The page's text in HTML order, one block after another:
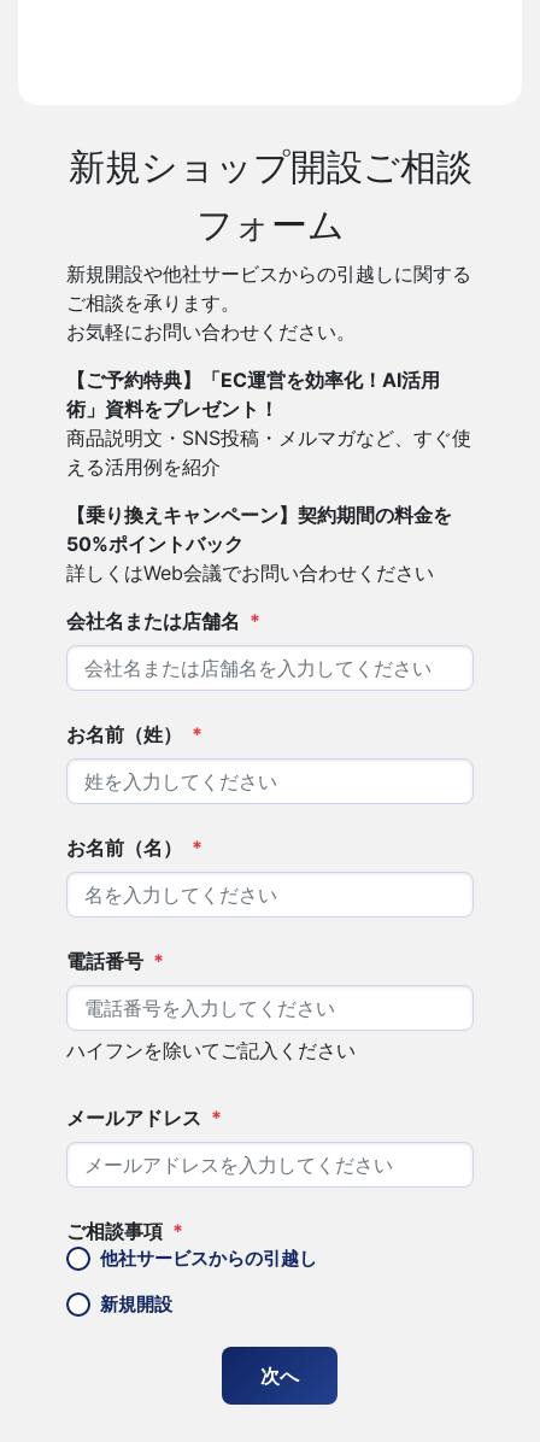
新規ショップ開設ご相談
フォーム
新規開設や他社サービスからの引越しに関する
ご相談を承ります。
お気軽にお問い合わせください。
【ご予約特典】「EC運営を効率化！AI活用
術」資料をプレゼント！
商品説明文・SNS投稿・メルマガなど、すぐ使
える活用例を紹介
【乗り換えキャンペーン】契約期間の料金を
50%ポイントバック
詳しくはWeb会議でお問い合わせください
会社名または店舗名 *
お名前（姓） *
お名前（名） *
電話番号 *
ハイフンを除いてご記入ください
メールアドレス *
ご相談事項 *
他社サービスからの引越し
新規開設